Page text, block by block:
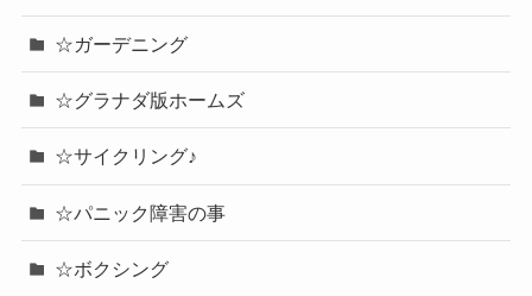
☆ガーデニング
☆グラナダ版ホームズ
☆サイクリング♪
☆パニック障害の事
☆ボクシング